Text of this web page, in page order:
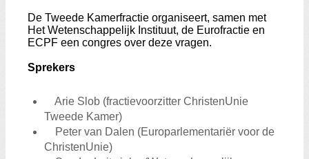
De Tweede Kamerfractie organiseert, samen met
Het Wetenschappelijk Instituut, de Eurofractie en
ECPF een congres over deze vragen.
Sprekers
Arie Slob (fractievoorzitter ChristenUnie
Tweede Kamer)
Peter van Dalen (Europarlementariër voor de
ChristenUnie)